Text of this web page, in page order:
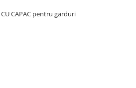
CU CAPAC pentru garduri